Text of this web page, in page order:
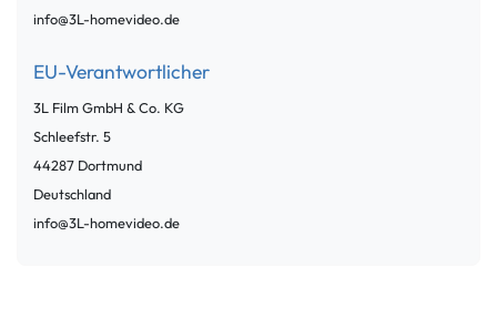
info@3L-homevideo.de
EU-Verantwortlicher
3L Film GmbH & Co. KG
Schleefstr. 5
44287 Dortmund
Deutschland
info@3L-homevideo.de